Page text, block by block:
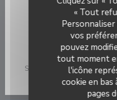
« Tout
vos
pouvez
tout moment
l'icône
cookie en bas
pages
Moyens de
Sans Contact, Bancontact /
Carte